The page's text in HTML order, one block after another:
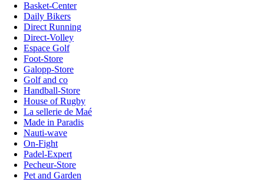
Basket-Center
Daily Bikers
Direct Running
Direct-Volley
Espace Golf
Foot-Store
Galopp-Store
Golf and co
Handball-Store
House of Rugby
La sellerie de Maé
Made in Paradis
Nauti-wave
On-Fight
Padel-Expert
Pecheur-Store
Pet and Garden